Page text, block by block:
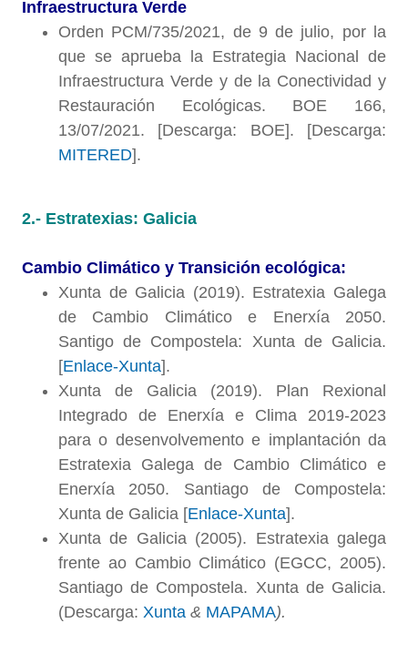
Infraestructura Verde
Orden PCM/735/2021, de 9 de julio, por la
que se aprueba la Estrategia Nacional de
Infraestructura Verde y de la Conectividad y
Restauración Ecológicas. BOE 166,
13/07/2021. [Descarga: BOE]. [Descarga:
MITERED].
2.- Estratexias: Galicia
Cambio Climático y Transición ecológica:
Xunta de Galicia (2019). Estratexia Galega
de Cambio Climático e Enerxía 2050.
Santigo de Compostela: Xunta de Galicia.
[Enlace-Xunta].
Xunta de Galicia (2019). Plan Rexional
Integrado de Enerxía e Clima 2019-2023
para o desenvolvemento e implantación da
Estratexia Galega de Cambio Climático e
Enerxía 2050. Santiago de Compostela:
Xunta de Galicia [Enlace-Xunta].
Xunta de Galicia (2005). Estratexia galega
frente ao Cambio Climático (EGCC, 2005).
Santiago de Compostela. Xunta de Galicia.
(Descarga: Xunta & MAPAMA).